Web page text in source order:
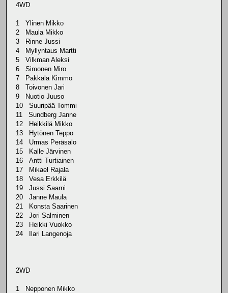
4WD
1 Ylinen Mikko
2 Maula Mikko
3 Rinne Jussi
4 Myllyntaus Martti
5 Vilkman Aleksi
6 Simonen Miro
7 Pakkala Kimmo
8 Toivonen Jari
9 Nuotio Juuso
10 Suuripää Tommi
11 Sundberg Janne
12 Heikkilä Mikko
13 Hytönen Teppo
14 Urmas Peräsalo
15 Kalle Järvinen
16 Antti Turtiainen
17 Mikael Rajala
18 Vesa Erkkilä
19 Jussi Saarni
20 Janne Maula
21 Konsta Saarinen
22 Jori Salminen
23 Heikki Vuokko
24 Ilari Langenoja
2WD
1 Nepponen Mikko